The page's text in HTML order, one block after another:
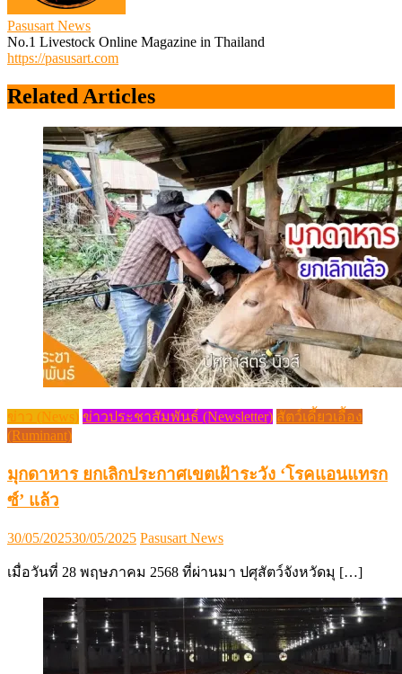
Pasusart News
No.1 Livestock Online Magazine in Thailand
https://pasusart.com
Related Articles
ข่าว (News) ข่าวประชาสัมพันธ์ (Newsletter) สัตว์เคี้ยวเอื้อง
(Ruminant)
มุกดาหาร ยกเลิกประกาศเขตเฝ้าระวัง ‘โรคแอนแทรก
ซ์’ แล้ว
Posted
30/05/202530/05/2025 Author
Pasusart News
เมื่อวันที่ 28 พฤษภาคม 2568 ที่ผ่านมา ปศุสัตว์จังหวัดมุ […]